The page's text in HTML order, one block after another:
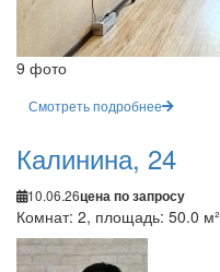
9 фото
Смотреть подробнее
Калинина, 24
10.06.26цена по запросу
Комнат: 2, площадь: 50.0 м²